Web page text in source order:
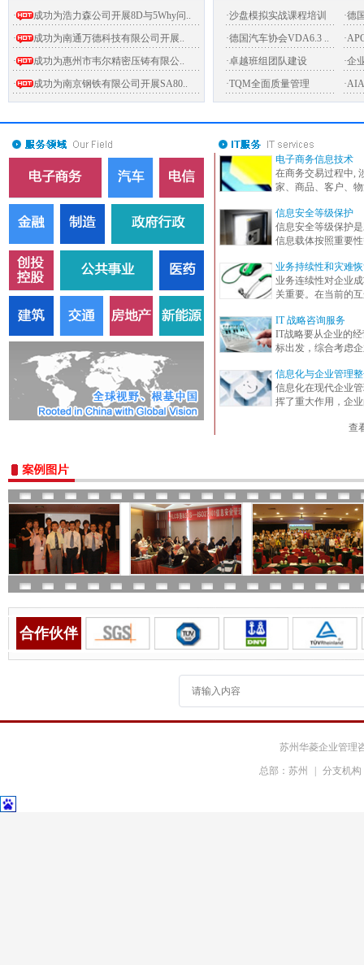
·
成功为浩力森公司开展8D与5Why问..
·
成功为南通万德科技有限公司开展..
·
成功为惠州市韦尔精密压铸有限公..
·
成功为南京钢铁有限公司开展SA80..
·沙盘模拟实战课程培训
·德
·德国汽车协会VDA6.3 ..
·卓越班组团队建设
·企
·TQM全面质量管理
电子商务信息技术
在商务交易过程中,
家、商品、客户、
信息安全等级保护
信息安全等级保护
信息载体按照重要
业务持续性和灾难
业务连续性对企业
关重要。在当前的
IT 战略咨询服务
IT战略要从企业的
标出发，综合考虑
信息化与企业管理
信息化在现代企业
挥了重大作用，企
查
合作伙伴
苏州华菱企业管理
总部：苏州 分支机构